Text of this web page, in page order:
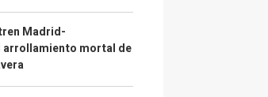
Madrid-
arrollamiento mortal de